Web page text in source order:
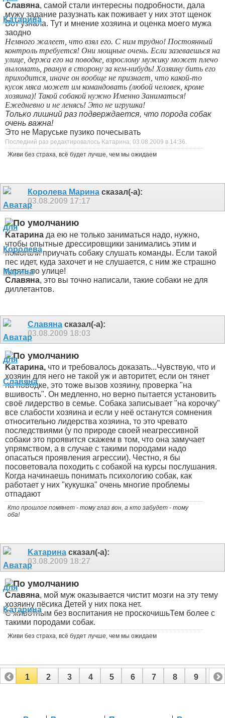
Славяна, самой стали интересны подробности, дала
мужу задание разузнать как поживает у них этот щенок
Вот узнала. Тут и мнение хозяина и оценка моего мужа
заодно
Немного жалеет, что взял его. С ним трудно! Постоянный
контроль требуется! Они мощные очень. Если зазеваешься на
улице, держа его на поводке, взрослому мужику может плечо
выломать, рванув в сторону за кем-нибудь! Хозяину бить его
приходится, иначе он вообще не признает, что какой-то
кусок мяса может им командовать (любой человек, кроме
хозяина)! Такой собакой нужно Именно Заниматься!
Ежедневно и не ленясь! Это не игрушка!
Только лишний раз подверждается, что порода собак
очень важна!
Это не Маруське пузико почесывать
Последний раз редактировалось Kатарина; 03.08.2009 в 14:36
Живи без страха, всё будет лучше, чем мы ожидаем
Королева Марина сказал(-а):
03.08.2009 17:17
Kатарина да ею не только заниматься надо, нужно,
чтобы опытные дрессировщики занимались этим и
помогали приучать собаку слушать команды. Если такой
пес идет, куда захочет и не слушается, с ним же страшно
гулять по улице!
Славяна, это вы точно написали, такие собаки не для
диллетантов.
Славяна сказал(-а):
03.08.2009 18:03
Kатарина, что и требовалось доказать...Чувствую, что и
хозяин для него не такой уж и авторитет, если он тянет
на поводке, это тоже вызов хозяину, проверка "на
вшивость". Он медленно, но верно пытается установить
своё лидерство в семье. Собака записывает "на корочку"
все слабости хозяина и если у неё останутся сомнения
относительно лидерства хозяина, то это чревато
последствиями (у по природе своей неагрессивной
собаки это проявится скажем в том, что она замучает
упрямством, а в случае с такими породами надо
опасаться проявления агрессии). Честно, я бы
посоветовала походить с собакой на курсы послушания.
Когда начинаешь понимать психологию собак, как
работает у них "кукушка" очень многие проблемы
отпадают
Кто прошлое помянет - тому глаз вон, а кто забудет - тому
оба!
Kатарина сказал(-а):
03.08.2009 18:27
Славяна, мой муж оказывается чистит мозги на эту тему
хозяину пёсика Детей у них пока нет.
С животным без воспитания не проскочишьТем более с
такими породами собак.
Живи без страха, всё будет лучше, чем мы ожидаем
1 2 3 4 5 6 7 8 9 10